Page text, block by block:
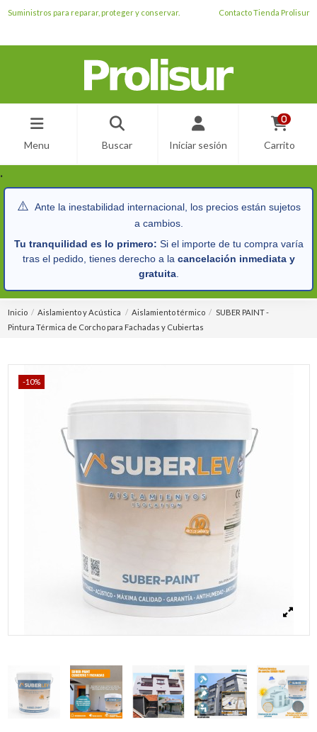
Suministros para reparar, proteger y conservar. Contacto Tienda Prolisur
Menu Buscar Iniciar sesión
0
Carrito
.
⚠️ Ante la inestabilidad internacional, los precios están sujetos
a cambios.
Tu tranquilidad es lo primero: Si el importe de tu compra varía
tras el pedido, tienes derecho a la cancelación inmediata y
gratuita.
Inicio Aislamiento y Acústica Aislamiento térmico
SUBER PAINT -
Pintura Térmica de Corcho para Fachadas y Cubiertas
-10%